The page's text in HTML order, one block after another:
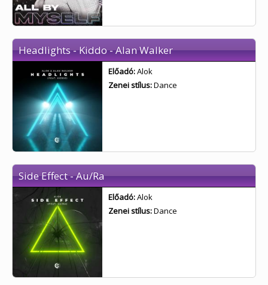
Headlights - Kiddo - Alan Walker
Előadó:Alok
Zenei stílus:Dance
Side Effect - Au/Ra
Előadó:Alok
Zenei stílus:Dance